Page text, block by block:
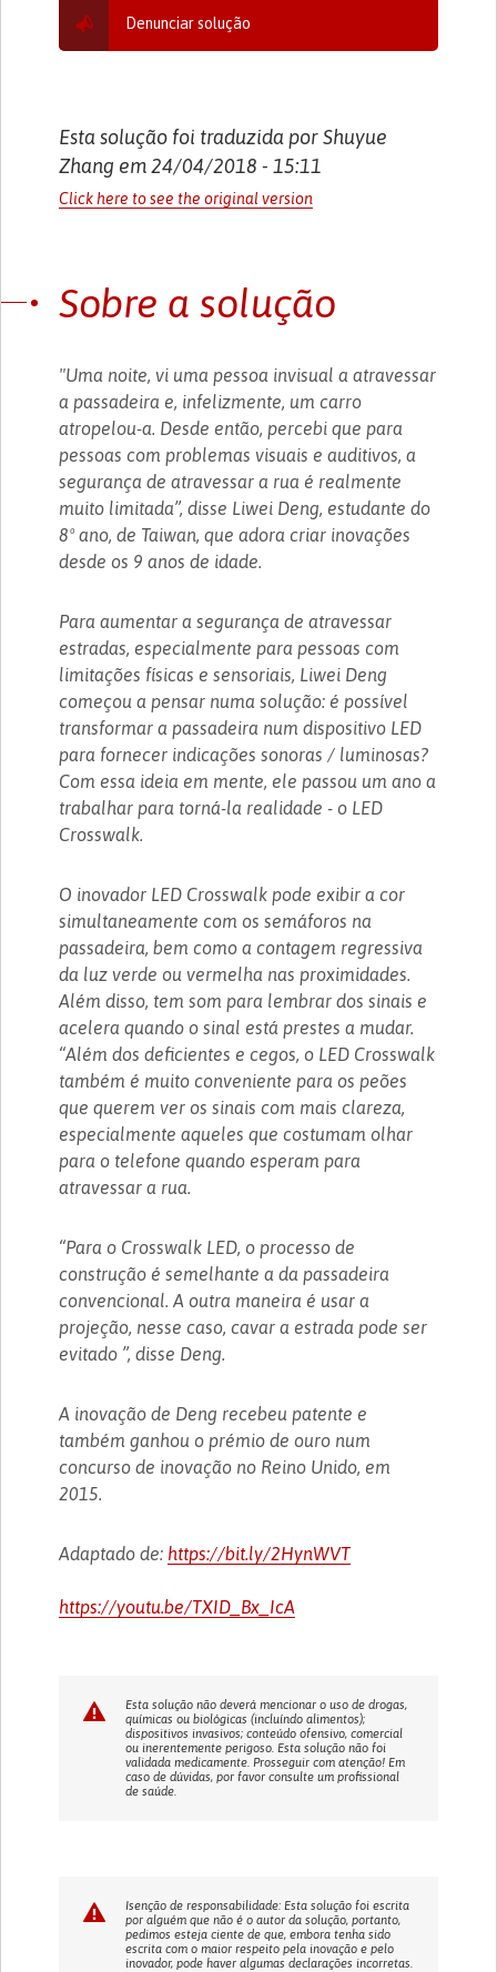
Denunciar solução
Esta solução foi traduzida por Shuyue
Zhang em 24/04/2018 - 15:11
Click here to see the original version
Sobre a solução
"Uma noite, vi uma pessoa invisual a atravessar
a passadeira e, infelizmente, um carro
atropelou-a. Desde então, percebi que para
pessoas com problemas visuais e auditivos, a
segurança de atravessar a rua é realmente
muito limitada”, disse Liwei Deng, estudante do
8º ano, de Taiwan, que adora criar inovações
desde os 9 anos de idade.
Para aumentar a segurança de atravessar
estradas, especialmente para pessoas com
limitações físicas e sensoriais, Liwei Deng
começou a pensar numa solução: é possível
transformar a passadeira num dispositivo LED
para fornecer indicações sonoras / luminosas?
Com essa ideia em mente, ele passou um ano a
trabalhar para torná-la realidade - o LED
Crosswalk.
O inovador LED Crosswalk pode exibir a cor
simultaneamente com os semáforos na
passadeira, bem como a contagem regressiva
da luz verde ou vermelha nas proximidades.
Além disso, tem som para lembrar dos sinais e
acelera quando o sinal está prestes a mudar.
“Além dos deficientes e cegos, o LED Crosswalk
também é muito conveniente para os peões
que querem ver os sinais com mais clareza,
especialmente aqueles que costumam olhar
para o telefone quando esperam para
atravessar a rua.
“Para o Crosswalk LED, o processo de
construção é semelhante a da passadeira
convencional. A outra maneira é usar a
projeção, nesse caso, cavar a estrada pode ser
evitado ”, disse Deng.
A inovação de Deng recebeu patente e
também ganhou o prémio de ouro num
concurso de inovação no Reino Unido, em
2015.
Adaptado de: https://bit.ly/2HynWVT
https://youtu.be/TXID_Bx_IcA
Esta solução não deverá mencionar o uso de drogas,
químicas ou biológicas (incluíndo alimentos);
dispositivos invasivos; conteúdo ofensivo, comercial
ou inerentemente perigoso. Esta solução não foi
validada medicamente. Prosseguir com atenção! Em
caso de dúvidas, por favor consulte um profissional
de saúde.
Isenção de responsabilidade: Esta solução foi escrita
por alguém que não é o autor da solução, portanto,
pedimos esteja ciente de que, embora tenha sido
escrita com o maior respeito pela inovação e pelo
inovador, pode haver algumas declarações incorretas.